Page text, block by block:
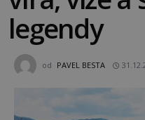
legendy
od PAVEL BESTA